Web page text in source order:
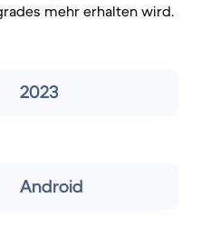
mehr erhalten wird.
2023
Android